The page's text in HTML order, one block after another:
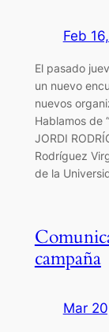
Feb
El pasado
un nuevo
nuevos
Hablamos de
JORDI
Rodríguez
de la
campaña
Mar